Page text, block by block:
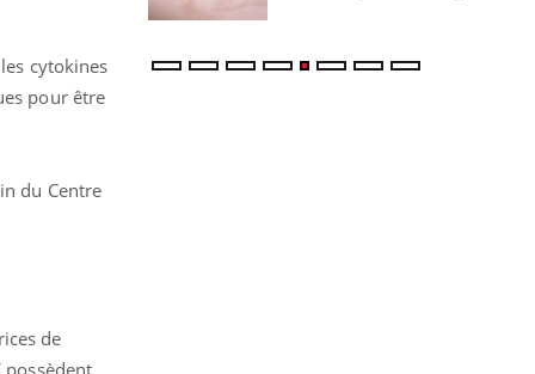
cytokines
pour être
du Centre
de